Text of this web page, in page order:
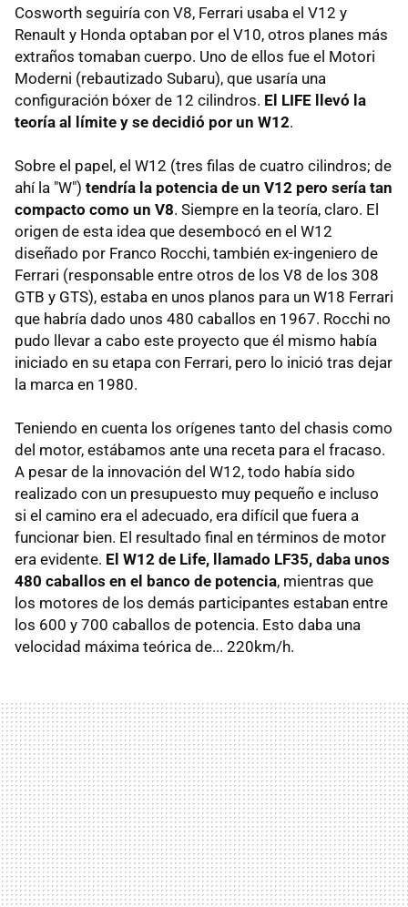
Cosworth seguiría con V8, Ferrari usaba el V12 y
Renault y Honda optaban por el V10, otros planes más
extraños tomaban cuerpo. Uno de ellos fue el Motori
Moderni (rebautizado Subaru), que usaría una
configuración bóxer de 12 cilindros. El LIFE llevó la
teoría al límite y se decidió por un W12.
Sobre el papel, el W12 (tres filas de cuatro cilindros; de
ahí la "W") tendría la potencia de un V12 pero sería tan
compacto como un V8. Siempre en la teoría, claro. El
origen de esta idea que desembocó en el W12
diseñado por Franco Rocchi, también ex-ingeniero de
Ferrari (responsable entre otros de los V8 de los 308
GTB y GTS), estaba en unos planos para un W18 Ferrari
que habría dado unos 480 caballos en 1967. Rocchi no
pudo llevar a cabo este proyecto que él mismo había
iniciado en su etapa con Ferrari, pero lo inició tras dejar
la marca en 1980.
Teniendo en cuenta los orígenes tanto del chasis como
del motor, estábamos ante una receta para el fracaso.
A pesar de la innovación del W12, todo había sido
realizado con un presupuesto muy pequeño e incluso
si el camino era el adecuado, era difícil que fuera a
funcionar bien. El resultado final en términos de motor
era evidente. El W12 de Life, llamado LF35, daba unos
480 caballos en el banco de potencia, mientras que
los motores de los demás participantes estaban entre
los 600 y 700 caballos de potencia. Esto daba una
velocidad máxima teórica de... 220km/h.